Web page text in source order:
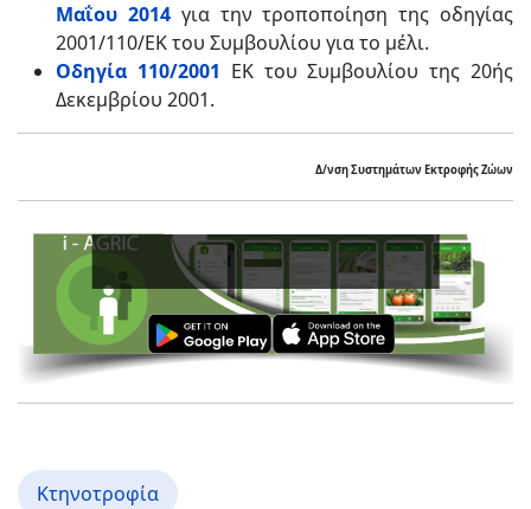
Μαΐου 2014για την τροποποίηση της οδηγίας
2001/110/ΕΚ του Συμβουλίου για το μέλι.
Οδηγία 110/2001 ΕΚ του Συμβουλίου της 20ής
Δεκεμβρίου 2001.
Δ/νση Συστημάτων Εκτροφής Ζώων
Κτηνοτροφία